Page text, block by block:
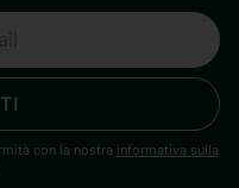
con la nostra informativa sulla